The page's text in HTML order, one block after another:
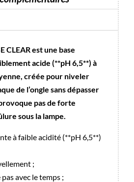
CLEAR est une base
acide (**pH 6,5**) à
créée pour niveler
de l’ongle sans dépasser
pas de forte
sous la lampe.
à faible acidité (**pH 6,5**)
;
avec le temps ;